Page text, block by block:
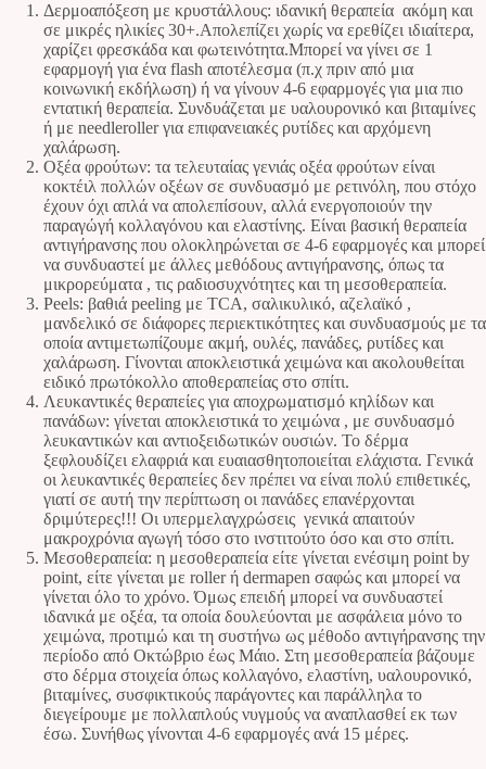
Δερμοαπόξεση με κρυστάλλους: ιδανική θεραπεία ακόμη και
σε μικρές ηλικίες 30+.Απολεπίζει χωρίς να ερεθίζει ιδιαίτερα,
χαρίζει φρεσκάδα και φωτεινότητα.Μπορεί να γίνει σε 1
εφαρμογή για ένα flash αποτέλεσμα (π.χ πριν από μια
κοινωνική εκδήλωση) ή να γίνουν 4-6 εφαρμογές για μια πιο
εντατική θεραπεία. Συνδυάζεται με υαλουρονικό και βιταμίνες
ή με needleroller για επιφανειακές ρυτίδες και αρχόμενη
χαλάρωση.
Οξέα φρούτων: τα τελευταίας γενιάς οξέα φρούτων είναι
κοκτέιλ πολλών οξέων σε συνδυασμό με ρετινόλη, που στόχο
έχουν όχι απλά να απολεπίσουν, αλλά ενεργοποιούν την
παραγώγή κολλαγόνου και ελαστίνης. Είναι βασική θεραπεία
αντιγήρανσης που ολοκληρώνεται σε 4-6 εφαρμογές και μπορεί
να συνδυαστεί με άλλες μεθόδους αντιγήρανσης, όπως τα
μικρορεύματα , τις ραδιοσυχνότητες και τη μεσοθεραπεία.
Peels: βαθιά peeling με TCA, σαλικυλικό, αζελαϊκό ,
μανδελικό σε διάφορες περιεκτικότητες και συνδυασμούς με τα
οποία αντιμετωπίζουμε ακμή, ουλές, πανάδες, ρυτίδες και
χαλάρωση. Γίνονται αποκλειστικά χειμώνα και ακολουθείται
ειδικό πρωτόκολλο αποθεραπείας στο σπίτι.
Λευκαντικές θεραπείες για αποχρωματισμό κηλίδων και
πανάδων: γίνεται αποκλειστικά το χειμώνα , με συνδυασμό
λευκαντικών και αντιοξειδωτικών ουσιών. Το δέρμα
ξεφλουδίζει ελαφριά και ευαιασθητοποιείται ελάχιστα. Γενικά
οι λευκαντικές θεραπείες δεν πρέπει να είναι πολύ επιθετικές,
γιατί σε αυτή την περίπτωση οι πανάδες επανέρχονται
δριμύτερες!!! Οι υπερμελαγχρώσεις γενικά απαιτούν
μακροχρόνια αγωγή τόσο στο ινστιτούτο όσο και στο σπίτι.
Μεσοθεραπεία: η μεσοθεραπεία είτε γίνεται ενέσιμη point by
point, είτε γίνεται με roller ή dermapen σαφώς και μπορεί να
γίνεται όλο το χρόνο. Όμως επειδή μπορεί να συνδυαστεί
ιδανικά με οξέα, τα οποία δουλεύονται με ασφάλεια μόνο το
χειμώνα, προτιμώ και τη συστήνω ως μέθοδο αντιγήρανσης την
περίοδο από Οκτώβριο έως Μάιο. Στη μεσοθεραπεία βάζουμε
στο δέρμα στοιχεία όπως κολλαγόνο, ελαστίνη, υαλουρονικό,
βιταμίνες, συσφικτικούς παράγοντες και παράλληλα το
διεγείρουμε με πολλαπλούς νυγμούς να αναπλασθεί εκ των
έσω. Συνήθως γίνονται 4-6 εφαρμογές ανά 15 μέρες.